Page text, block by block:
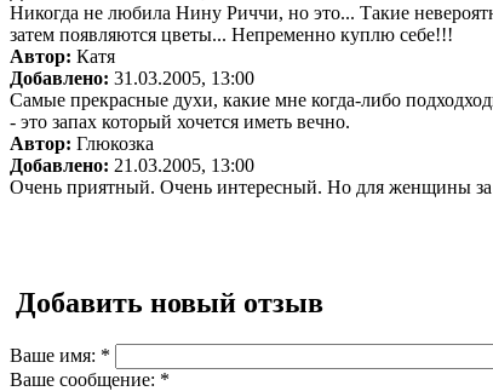
Никогда не любила Нину Риччи, но это... Такие
затем появляются цветы... Непременно куплю себе!!!
Автор: Катя
Добавлено: 31.03.2005, 13:00
Самые прекрасные духи, какие мне когда-либо
- это запах который хочется иметь вечно.
Автор: Глюкозка
Добавлено: 21.03.2005, 13:00
Очень приятный. Очень интересный. Но для женщины
Добавить новый отзыв
Ваше имя: *
Ваше сообщение: *